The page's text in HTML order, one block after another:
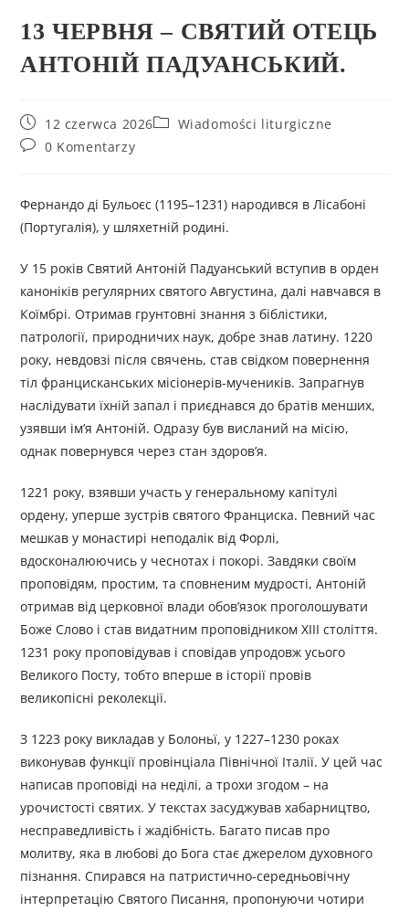
13 ЧЕРВНЯ – СВЯТИЙ ОТЕЦЬ
АНТОНІЙ ПАДУАНСЬКИЙ.
12 czerwca 2026
Wiadomości liturgiczne
0 Komentarzy
Фернандо ді Бульоєс (1195–1231) народився в Лісабоні
(Португалія), у шляхетній родині.
У 15 років Святий Антоній Падуанський вступив в орден
каноніків регулярних святого Августина, далі навчався в
Коїмбрі. Отримав грунтовні знання з біблістики,
патрології, природничих наук, добре знав латину. 1220
року, невдовзі після свячень, став свідком повернення
тіл францисканських місіонерів-мучеників. Запрагнув
наслідувати їхній запал і приєднався до братів менших,
узявши ім’я Антоній. Одразу був висланий на місію,
однак повернувся через стан здоров’я.
1221 року, взявши участь у генеральному капітулі
ордену, уперше зустрів святого Франциска. Певний час
мешкав у монастирі неподалік від Форлі,
вдосконалюючись у чеснотах і покорі. Завдяки своїм
проповідям, простим, та сповненим мудрості, Антоній
отримав від церковної влади обов’язок проголошувати
Боже Слово і став видатним проповідником ХІІІ століття.
1231 року проповідував і сповідав упродовж усього
Великого Посту, тобто вперше в історії провів
великопісні реколекції.
З 1223 року викладав у Болоньї, у 1227–1230 роках
виконував функції провінціала Північної Італії. У цей час
написав проповіді на неділі, а трохи згодом – на
урочистості святих. У текстах засуджував хабарництво,
несправедливість і жадібність. Багато писав про
молитву, яка в любові до Бога стає джерелом духовного
пізнання. Спирався на патристично-середньовічну
інтерпретацію Святого Писання, пропонуючи чотири